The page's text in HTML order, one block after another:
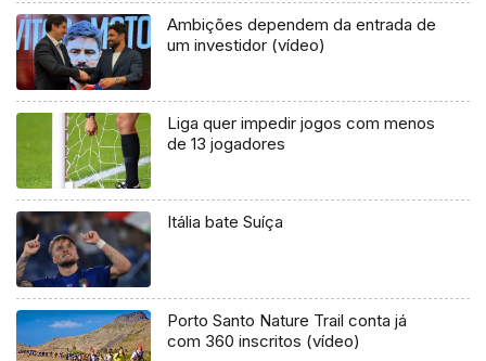
Ambições dependem da entrada de
um investidor (vídeo)
Liga quer impedir jogos com menos
de 13 jogadores
Itália bate Suíça
Porto Santo Nature Trail conta já
com 360 inscritos (vídeo)